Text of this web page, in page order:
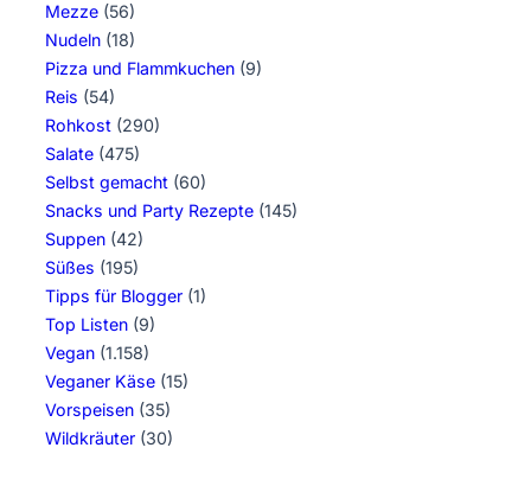
Mezze (56)
Nudeln (18)
Pizza und Flammkuchen (9)
Reis (54)
Rohkost (290)
Salate (475)
Selbst gemacht (60)
Snacks und Party Rezepte (145)
Suppen (42)
Süßes (195)
Tipps für Blogger (1)
Top Listen (9)
Vegan (1.158)
Veganer Käse (15)
Vorspeisen (35)
Wildkräuter (30)